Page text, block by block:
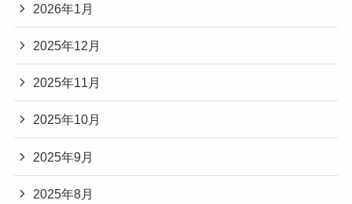
2026年1月
2025年12月
2025年11月
2025年10月
2025年9月
2025年8月